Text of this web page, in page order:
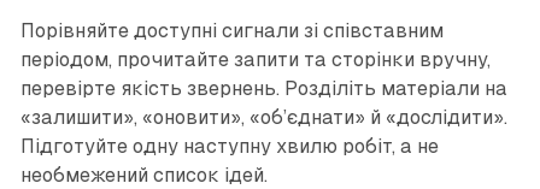
Порівняйте доступні сигнали зі співставним
періодом, прочитайте запити та сторінки вручну,
перевірте якість звернень. Розділіть матеріали на
«залишити», «оновити», «об’єднати» й «дослідити».
Підготуйте одну наступну хвилю робіт, а не
необмежений список ідей.